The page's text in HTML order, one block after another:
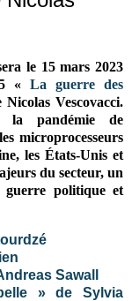
le 15 mars 2023
«La guerre des
Vescovacci.
la pandémie de
microprocesseurs
les États-Unis et
du secteur, un
guerre politique et
Sawall
» de Sylvia